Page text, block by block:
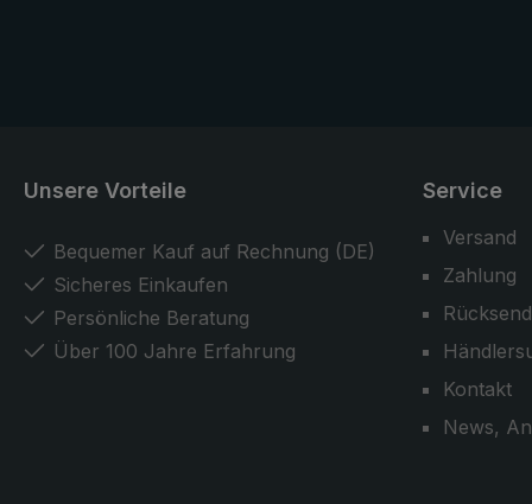
Unsere Vorteile
Bequemer Kauf auf Rechnung (DE)
Sicheres Einkaufen
Persönliche Beratung
Über 100 Jahre Erfahrung
Service
Versand
Zahlung
Kontakt
News,